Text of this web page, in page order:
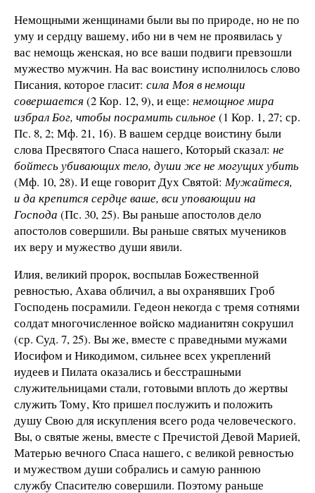
Немощными женщинами были вы по природе, но не по
уму и сердцу вашему, ибо ни в чем не проявилась у
вас немощь женская, но все ваши подвиги превзошли
мужество мужчин. На вас воистину исполнилось слово
Писания, которое гласит: сила Моя в немощи
совершается (2 Кор. 12, 9), и еще: немощное мира
избрал Бог, чтобы посрамить сильное(1 Кор. 1, 27; ср.
Пс. 8, 2; Мф. 21, 16). В вашем сердце воистину были
слова Пресвятого Спаса нашего, Который сказал: не
бойтесь убивающих тело, души же не могущих убить
(Мф. 10, 28). И еще говорит Дух Святой: Мужайтеся,
и да крепится сердце ваше, вси уповающии на
Господа (Пс. 30, 25). Вы раньше апостолов дело
апостолов совершили. Вы раньше святых мучеников
их веру и мужество души явили.
Илия, великий пророк, воспылав Божественной
ревностью, Ахава обличил, а вы охранявших Гроб
Господень посрамили. Гедеон некогда с тремя сотнями
солдат многочисленное войско мадианитян сокрушил
(ср. Суд. 7, 25). Вы же, вместе с праведными мужами
Иосифом и Никодимом, сильнее всех укреплений
иудеев и Пилата оказались и бесстрашными
служительницами стали, готовыми вплоть до жертвы
служить Тому, Кто пришел послужить и положить
душу Свою для искупления всего рода человеческого.
Вы, о святые жены, вместе с Пречистой Девой Марией,
Матерью вечного Спаса нашего, с великой ревностью
и мужеством души собрались и самую раннюю
службу Спасителю совершили. Поэтому раньше